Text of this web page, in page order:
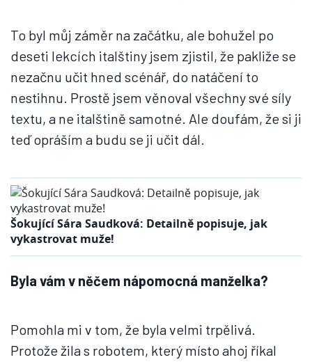
To byl můj záměr na začátku, ale bohužel po
deseti lekcích italštiny jsem zjistil, že pakliže se
nezačnu učit hned scénář, do natáčení to
nestihnu. Prostě jsem věnoval všechny své síly
textu, a ne italštině samotné. Ale doufám, že si ji
teď opráším a budu se ji učit dál.
Šokující Sára Saudková: Detailně popisuje, jak
vykastrovat muže!
Byla vám v něčem nápomocná manželka?
Pomohla mi v tom, že byla velmi trpělivá.
Protože žila s robotem, který místo ahoj říkal